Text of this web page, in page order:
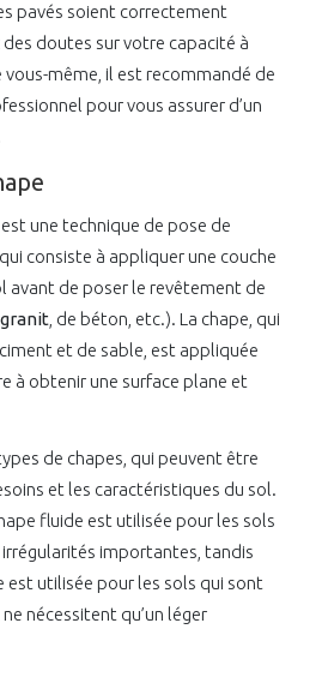
pavés soient correctement
des doutes sur votre capacité à
même, il est recommandé de
pour vous assurer d’un
est une technique de pose de
qui consiste à appliquer une couche
avant de poser le revêtement de
, de béton, etc.). La chape, qui
et de sable, est appliquée
à obtenir une surface plane et
de chapes, qui peuvent être
et les caractéristiques du sol.
fluide est utilisée pour les sols
importantes, tandis
est utilisée pour les sols qui sont
nécessitent qu’un léger